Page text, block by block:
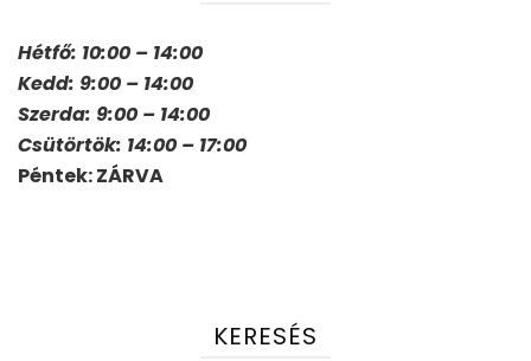
Hétfő: 10:00 – 14:00
Kedd: 9:00 – 14:00
Szerda: 9:00 – 14:00
Csütörtök: 14:00 – 17:00
Péntek: ZÁRVA
KERESÉS